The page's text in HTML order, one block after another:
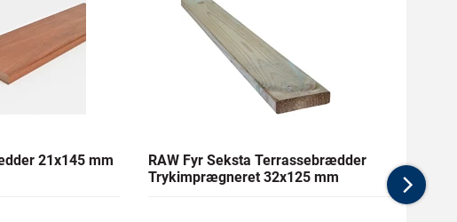
21x145 mm
RAW Fyr Seksta Terrassebrædder
Trykimprægneret 32x125 mm
mm